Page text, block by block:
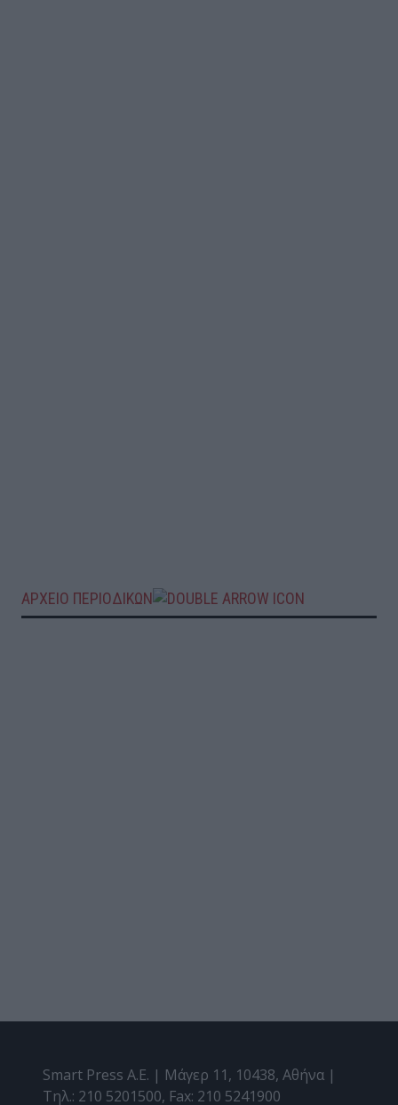
ΑΡΧΕΙΟ ΠΕΡΙΟΔΙΚΩΝ
Smart Press A.E. | Μάγερ 11, 10438, Αθήνα |
Τηλ.: 210 5201500, Fax: 210 5241900